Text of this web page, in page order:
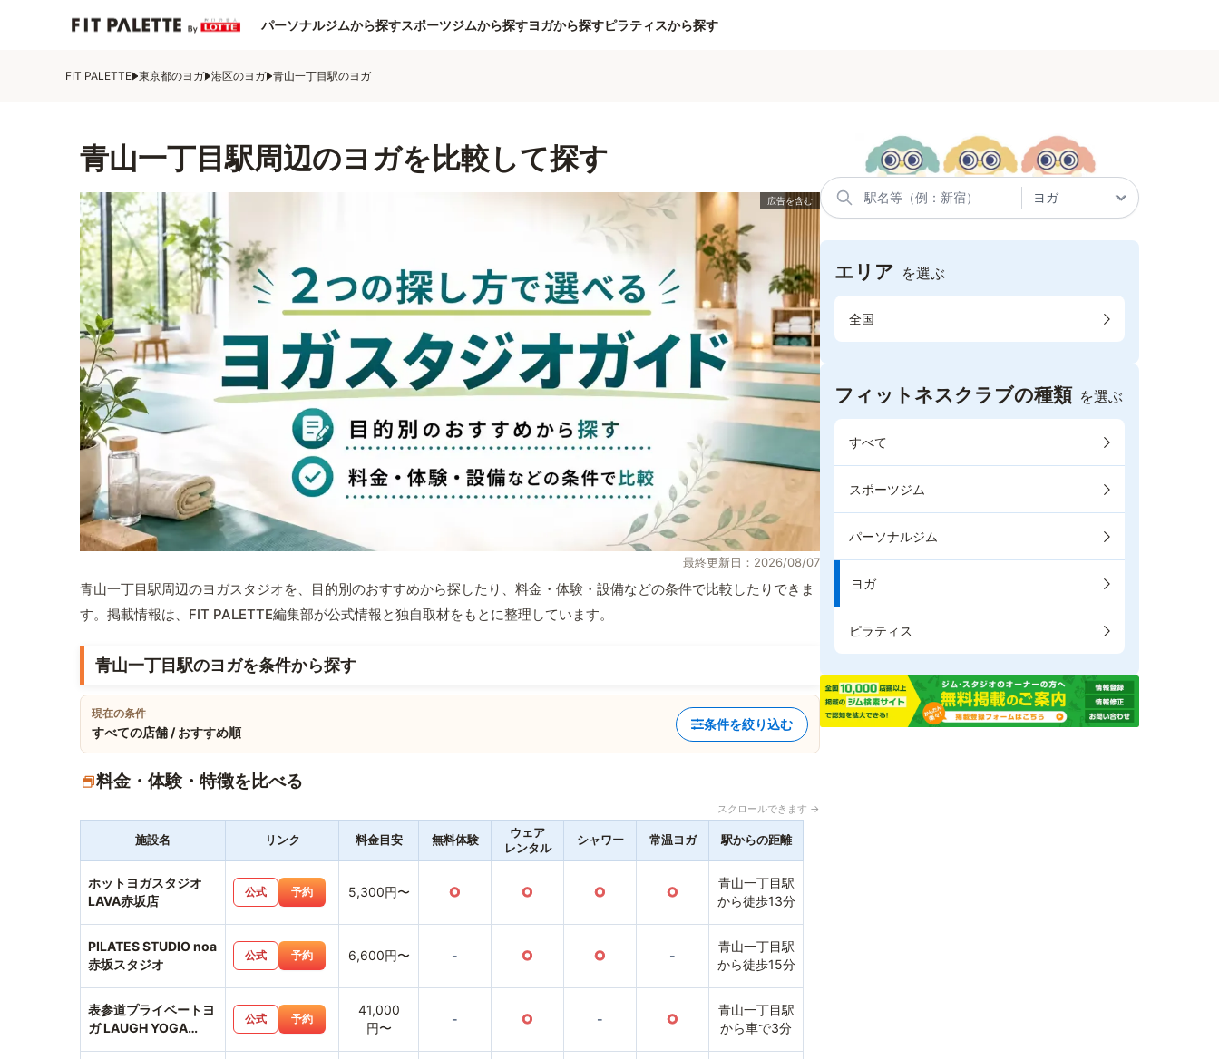
パーソナルジムから探すスポーツジムから探すヨガから探すピラティスから探す
FIT PALETTE 東京都のヨガ 港区のヨガ 青山一丁目駅のヨガ
青山一丁目駅周辺のヨガを比較して探す
最終更新日：2026/08/07
青山一丁目駅周辺のヨガスタジオを、目的別のおすすめから探したり、料金・体験・設備などの条件で比較したりできま
す。掲載情報は、FIT PALETTE編集部が公式情報と独自取材をもとに整理しています。
青山一丁目駅のヨガを条件から探す
現在の条件
すべての店舗 / おすすめ順
条件を絞り込む
料金・体験・特徴を比べる
スクロールできます →
施設名 リンク 料金目安 無料体験
ウェア
レンタル
シャワー 常温ヨガ 駅からの距離
ホットヨガスタジオ
LAVA赤坂店
公式 予約 5,300円〜 ○ ○ ○ ○
青山一丁目駅
から徒歩13分
PILATES STUDIO noa
赤坂スタジオ
公式 予約 6,600円〜 - ○ ○ -
青山一丁目駅
から徒歩15分
表参道プライベートヨ
ガ LAUGH YOGA
公式 予約
41,000
円〜
- ○ - ○
青山一丁目駅
から車で3分
エリア を選ぶ
全国
フィットネスクラブの種類 を選ぶ
すべて
スポーツジム
パーソナルジム
ヨガ
ピラティス